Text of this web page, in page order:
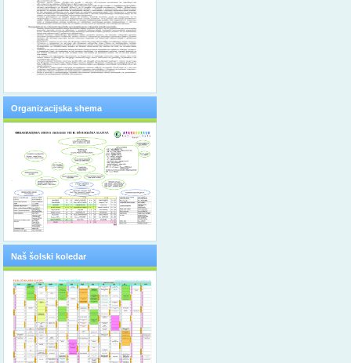
Organizacijska shema
Naš šolski koledar